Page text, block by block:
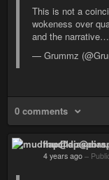
This is not a
wokeness over
and the narrative…
— Grummz
0 comments
4 years ago –